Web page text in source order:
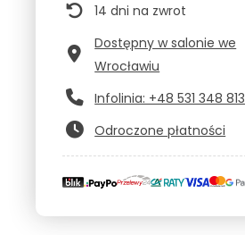
14 dni na zwrot
Dostępny w salonie we
Wrocławiu
Infolinia: +48 531 348 813
Odroczone płatności